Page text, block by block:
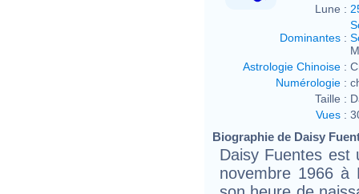
Lune :
Dominantes :
Astrologie Chinoise :
Numérologie :
Taille :
Vues :
Biographie de Daisy
Daisy Fuentes est
novembre 1966 à